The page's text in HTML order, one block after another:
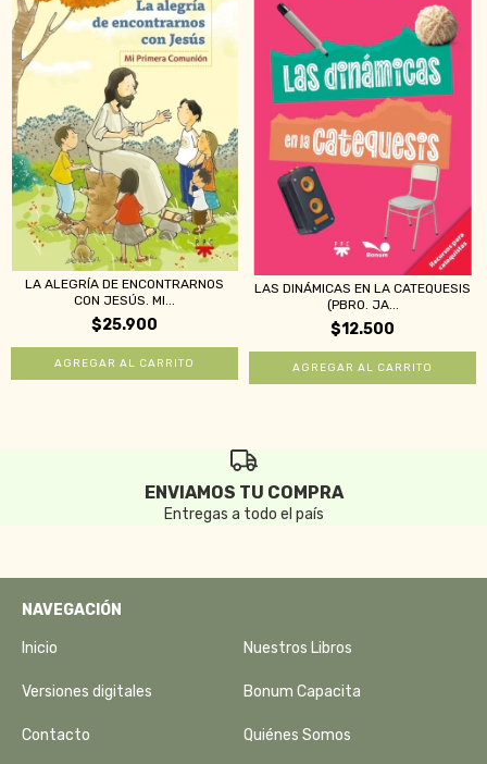
LA ALEGRÍA DE ENCONTRARNOS
CON JESÚS. MI...
$25.900
LAS DINÁMICAS EN LA CATEQUESIS
(PBRO. JA...
$12.500
ENVIAMOS TU COMPRA
Entregas a todo el país
NAVEGACIÓN
Inicio Nuestros Libros
Versiones digitales Bonum Capacita
Contacto Quiénes Somos